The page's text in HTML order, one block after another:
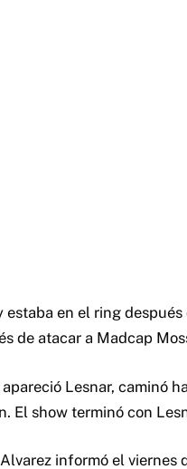
estaba en el ring
de atacar a Madcap
Lesnar, caminó
El show terminó con
informó el viernes